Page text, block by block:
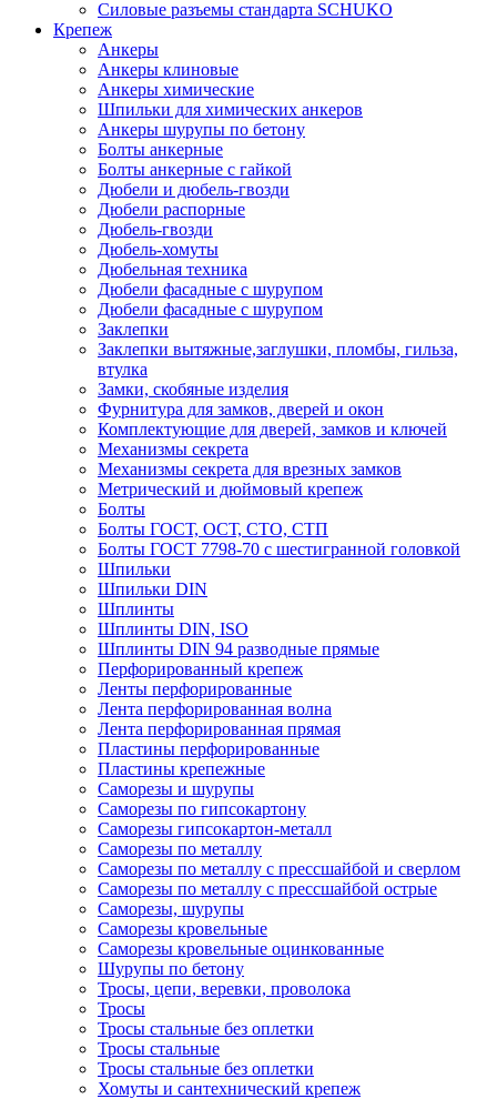
Силовые разъемы стандарта SCHUKO
Крепеж
Анкеры
Анкеры клиновые
Анкеры химические
Шпильки для химических анкеров
Анкеры шурупы по бетону
Болты анкерные
Болты анкерные с гайкой
Дюбели и дюбель-гвозди
Дюбели распорные
Дюбель-гвозди
Дюбель-хомуты
Дюбельная техника
Дюбели фасадные с шурупом
Дюбели фасадные с шурупом
Заклепки
Заклепки вытяжные,заглушки, пломбы, гильза,
втулка
Замки, скобяные изделия
Фурнитура для замков, дверей и окон
Комплектующие для дверей, замков и ключей
Механизмы секрета
Механизмы секрета для врезных замков
Метрический и дюймовый крепеж
Болты
Болты ГОСТ, ОСТ, СТО, СТП
Болты ГОСТ 7798-70 с шестигранной головкой
Шпильки
Шпильки DIN
Шплинты
Шплинты DIN, ISO
Шплинты DIN 94 разводные прямые
Перфорированный крепеж
Ленты перфорированные
Лента перфорированная волна
Лента перфорированная прямая
Пластины перфорированные
Пластины крепежные
Саморезы и шурупы
Саморезы по гипсокартону
Саморезы гипсокартон-металл
Саморезы по металлу
Саморезы по металлу с прессшайбой и сверлом
Саморезы по металлу с прессшайбой острые
Саморезы, шурупы
Саморезы кровельные
Саморезы кровельные оцинкованные
Шурупы по бетону
Тросы, цепи, веревки, проволока
Тросы
Тросы стальные без оплетки
Тросы стальные
Тросы стальные без оплетки
Хомуты и сантехнический крепеж